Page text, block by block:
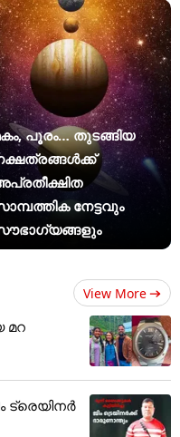
പൂരം… തുടങ്ങിയ
നേട്ടവും
View More
മറ
ട്രെയിനർ